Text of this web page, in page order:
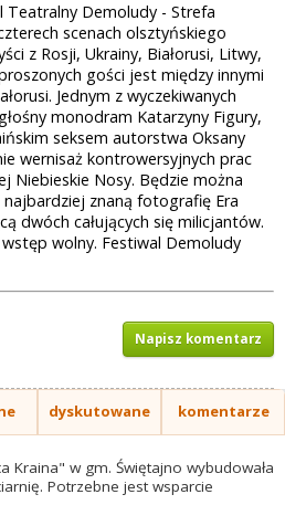
Teatralny Demoludy - Strefa
scenach olsztyńskiego
z Rosji, Ukrainy, Białorusi, Litwy,
gości jest między innymi
Jednym z wyczekiwanych
monodram Katarzyny Figury,
seksem autorstwa Oksany
wernisaż kontrowersyjnych prac
Niebieskie Nosy. Będzie można
znaną fotografię Era
dwóch całujących się milicjantów.
wolny. Festiwal Demoludy
Napisz komentarz
dyskutowane komentarze
Kraina" w gm. Świętajno wybudowała
Potrzebne jest wsparcie